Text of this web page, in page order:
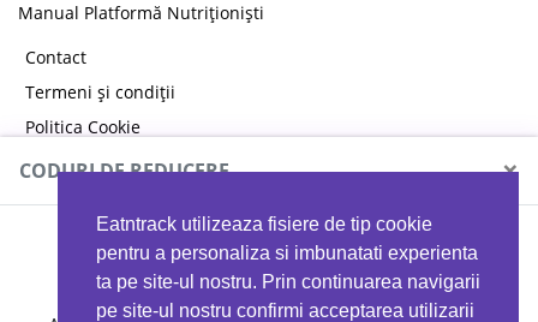
Eatntrack utilizeaza fisiere de tip cookie
pentru a personaliza si imbunatati experienta
ta pe site-ul nostru. Prin continuarea navigarii
pe site-ul nostru confirmi acceptarea utilizarii
Manual Platformă Nutriționiști
Contact
Termeni și condiții
Politica Cookie
Politica de confidențialitate
CODURI DE REDUCERE ×
MYPROTEIN